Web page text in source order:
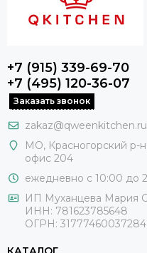
+7 (915) 339-69-70
+7 (495) 120-36-07
Заказать звонок
zakaz@qweenkitchen.ru
МО, Красногорский р-
офис 204
ежедневно с 10:00 до
ИП Муханцева Мария
ИНН: 781623785648
ОГРН: